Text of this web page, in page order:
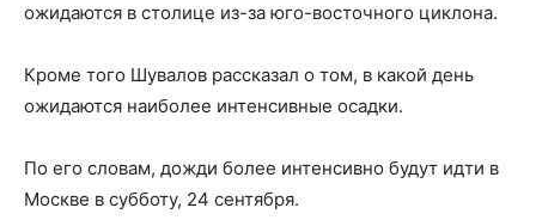
ожидаются в столице из-за юго-восточного циклона.
Кроме того Шувалов рассказал о том, в какой день
ожидаются наиболее интенсивные осадки.
По его словам, дожди более интенсивно будут идти в
Москве в субботу, 24 сентября.